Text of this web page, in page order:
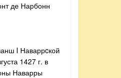
де Нарбонн
I Наваррcкой
1427 г. в
Наварры